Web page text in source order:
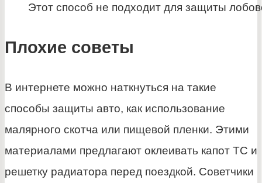
Этот способ не подходит для защиты
Плохие советы
В интернете можно наткнуться на такие
способы защиты авто, как использование
малярного скотча или пищевой пленки. Этими
материалами предлагают оклеивать капот ТС и
решетку радиатора перед поездкой. Советчики